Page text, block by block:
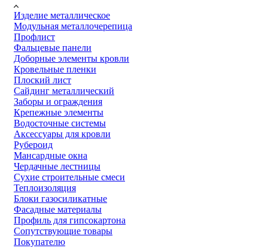
Изделие металлическое
Модульная металлочерепица
Профлист
Фальцевые панели
Доборные элементы кровли
Кровельные пленки
Плоский лист
Сайдинг металлический
Заборы и ограждения
Крепежные элементы
Водосточные системы
Аксессуары для кровли
Рубероид
Мансардные окна
Чердачные лестницы
Сухие строительные смеси
Теплоизоляция
Блоки газосиликатные
Фасадные материалы
Профиль для гипсокартона
Сопутствующие товары
Покупателю